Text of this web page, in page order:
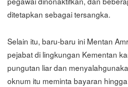
ditetapkan sebagai tersangka.
Selain itu, baru-baru ini Mentan
pejabat di lingkungan Kementan
pungutan liar dan
oknum itu meminta bayaran